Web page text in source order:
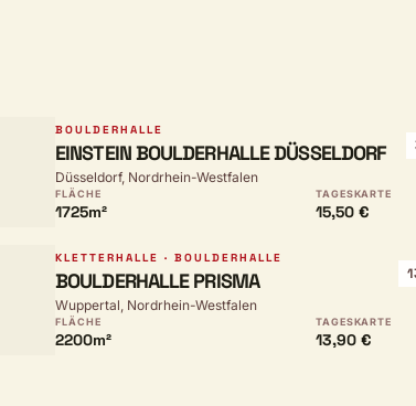
BOULDERHALLE
EINSTEIN BOULDERHALLE DÜSSELDORF
Düsseldorf, Nordrhein-Westfalen
FLÄCHE
1725m²
TAGESKARTE
15,50 €
KLETTERHALLE · BOULDERHALLE
BOULDERHALLE PRISMA
Wuppertal, Nordrhein-Westfalen
FLÄCHE
2200m²
TAGESKARTE
13,90 €